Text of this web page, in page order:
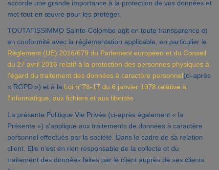
Contact
Accès clients
accorde une grande importance à la protection de vos données et
met tout en œuvre pour les protéger.
TOUTATISSIMMO Sainte-Colombe agit en toute transparence et
en conformité avec la réglementation applicable, en particulier le
Règlement (UE) 2016/679 du Parlement européen et du Conseil
du 27 avril 2016 relatif à la protection des personnes physiques à
l'égard du traitement des données à caractère personnel(ci-après
« RGPD ») et à la Loi n°78-17 du 6 janvier 1978 relative à
l'informatique, aux fichiers et aux libertés
La présente Politique Vie Privée (ci-après également « la
Présente ») s'applique aux traitements de données à caractère
personnel effectués par la société. Dans le cadre de sa relation
client. Elle n'est en rien responsable de la collecte et du
traitement des données faites par le client auprès de ses clients